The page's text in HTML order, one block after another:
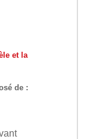
et la
de :